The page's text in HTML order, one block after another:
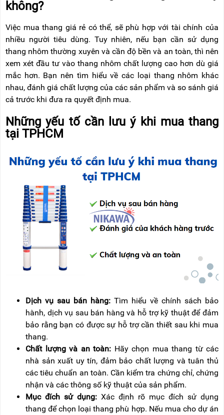
không?
Việc mua thang giá rẻ có thể, sẽ phù hợp với tài chính của
nhiều người tiêu dùng. Tuy nhiên, nếu bạn cần sử dụng
thang nhôm thường xuyên và cần độ bền và an toàn, thì nên
xem xét đầu tư vào thang nhôm chất lượng cao hơn dù giá
mắc hơn. Bạn nên tìm hiểu về các loại thang nhôm khác
nhau, đánh giá chất lượng của các sản phẩm và so sánh giá
cả trước khi đưa ra quyết định mua.
Những yếu tố cần lưu ý khi mua thang
tại TPHCM
Dịch vụ sau bán hàng: Tìm hiểu về chính sách bảo
hành, dịch vụ sau bán hàng và hỗ trợ kỹ thuật để đảm
bảo rằng bạn có được sự hỗ trợ cần thiết sau khi mua
thang.
Chất lượng và an toàn: Hãy chọn mua thang từ các
nhà sản xuất uy tín, đảm bảo chất lượng và tuân thủ
các tiêu chuẩn an toàn. Cần kiểm tra chứng chỉ, chứng
nhận và các thông số kỹ thuật của sản phẩm.
Mục đích sử dụng: Xác định rõ mục đích sử dụng
thang để chọn loại thang phù hợp. Nếu mua cho dự án